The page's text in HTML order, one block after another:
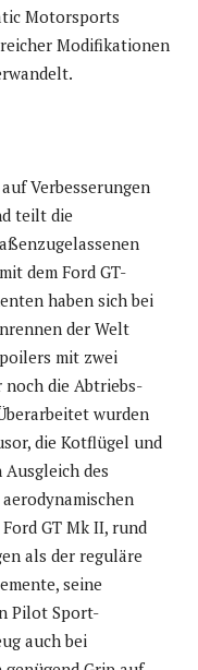
Motorsports
Modifikationen
Verbesserungen
teilt die
dem Ford GT-
haben sich bei
der Welt
mit zwei
die Abtriebs-
wurden
die Kotflügel und
des
GT Mk II, rund
als der reguläre
seine
Pilot Sport-
auch bei